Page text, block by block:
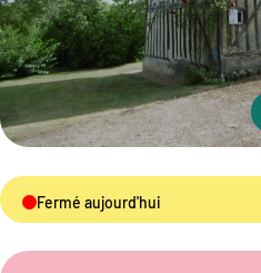
Fermé aujourd'hui